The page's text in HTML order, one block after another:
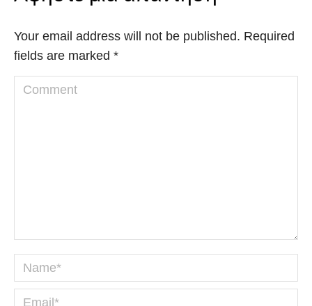
Your email address will not be published. Required
fields are marked *
Comment
Name *
Email *